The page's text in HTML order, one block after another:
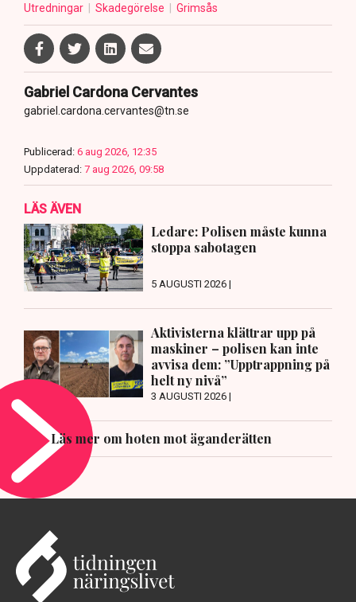
Utredningar
Skadegörelse Grimsås
Gabriel Cardona Cervantes
gabriel.cardona.cervantes@tn.se
Publicerad: 6 aug 2026, 12:35
Uppdaterad: 7 aug 2026, 09:58
LÄS ÄVEN
Ledare: Polisen måste kunna
stoppa sabotagen
5 AUGUSTI 2026 |
Aktivisterna klättrar upp på
maskiner – polisen kan inte
avvisa dem: ”Upptrappning på
helt ny nivå”
3 AUGUSTI 2026 |
Läs mer om hoten mot äganderätten